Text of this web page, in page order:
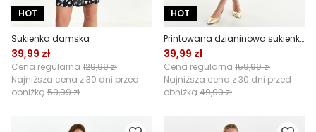
HOT
Sukienka damska
39,99 zł
Cena regularna 129,99 zł
Najniższa cena z 30 dni przed
obniżką 59,99 zł
HOT
Printowana dzianinowa sukienka
39,99 zł
Cena regularna 159,99 zł
Najniższa cena z 30 dni przed
obniżką 49,99 zł